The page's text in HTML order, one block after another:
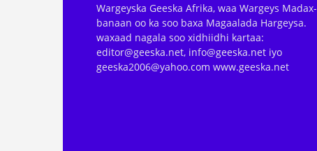
Wargeyska Geeska Afrika, waa Wargeys Madax-
banaan oo ka soo baxa Magaalada Hargeysa.
waxaad nagala soo xidhiidhi kartaa:
editor@geeska.net, info@geeska.net iyo
geeska2006@yahoo.com www.geeska.net